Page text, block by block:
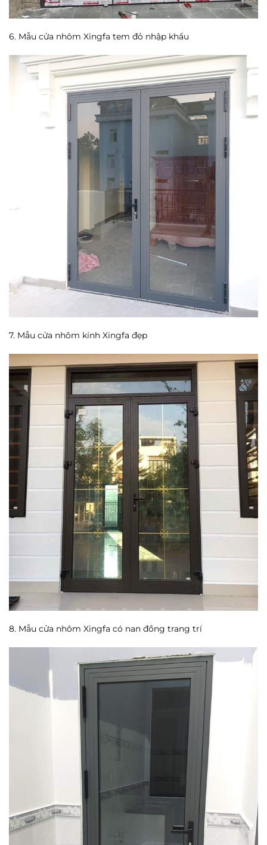
6. Mẫu cửa nhôm Xingfa tem đỏ nhập khẩu
7. Mẫu cửa nhôm kính Xingfa đẹp
8. Mẫu cửa nhôm Xingfa có nan đồng trang trí